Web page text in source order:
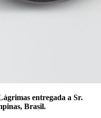
entregada a Sr.
Brasil.